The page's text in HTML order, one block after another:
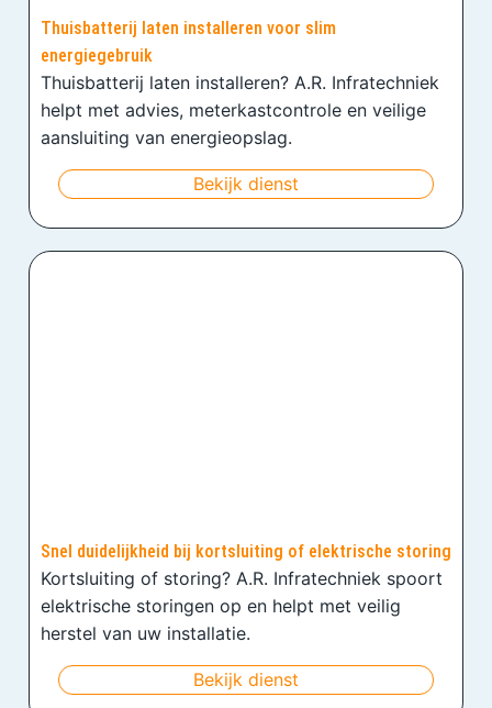
Thuisbatterij laten installeren voor slim
energiegebruik
Thuisbatterij laten installeren? A.R. Infratechniek
helpt met advies, meterkastcontrole en veilige
aansluiting van energieopslag.
Bekijk dienst
Snel duidelijkheid bij kortsluiting of elektrische storing
Kortsluiting of storing? A.R. Infratechniek spoort
elektrische storingen op en helpt met veilig
herstel van uw installatie.
Bekijk dienst